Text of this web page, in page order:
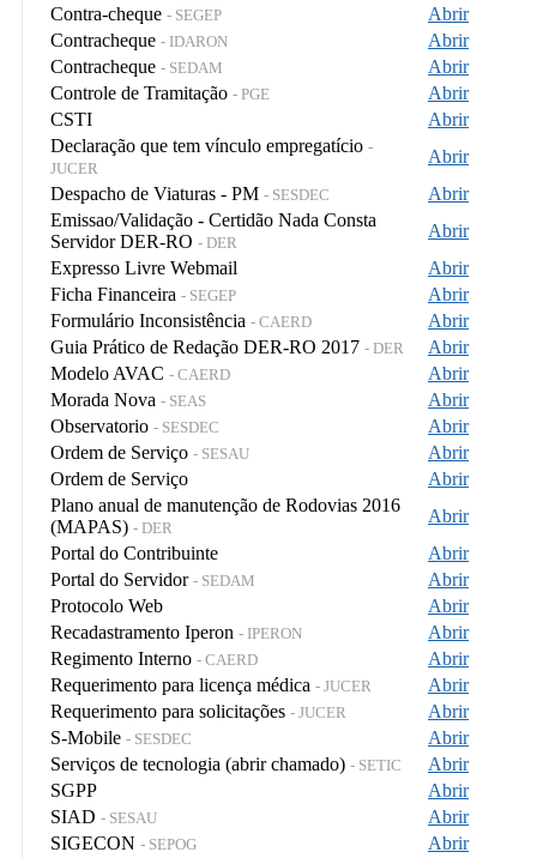
Contra-cheque - SEGEP
Abrir
Contracheque - IDARON
Abrir
Contracheque - SEDAM
Abrir
Controle de Tramitação - PGE
Abrir
CSTI
Abrir
Declaração que tem vínculo empregatício -
JUCER
Abrir
Despacho de Viaturas - PM - SESDEC
Abrir
Emissao/Validação - Certidão Nada Consta
Servidor DER-RO - DER
Abrir
Expresso Livre Webmail
Abrir
Ficha Financeira - SEGEP
Abrir
Formulário Inconsistência - CAERD
Abrir
Guia Prático de Redação DER-RO 2017 - DER
Abrir
Modelo AVAC - CAERD
Abrir
Morada Nova - SEAS
Abrir
Observatorio - SESDEC
Abrir
Ordem de Serviço - SESAU
Abrir
Ordem de Serviço
Abrir
Plano anual de manutenção de Rodovias 2016
(MAPAS) - DER
Abrir
Portal do Contribuinte
Abrir
Portal do Servidor - SEDAM
Abrir
Protocolo Web
Abrir
Recadastramento Iperon - IPERON
Abrir
Regimento Interno - CAERD
Abrir
Requerimento para licença médica - JUCER
Abrir
Requerimento para solicitações - JUCER
Abrir
S-Mobile - SESDEC
Abrir
Serviços de tecnologia (abrir chamado) - SETIC
Abrir
SGPP
Abrir
SIAD - SESAU
Abrir
SIGECON - SEPOG
Abrir